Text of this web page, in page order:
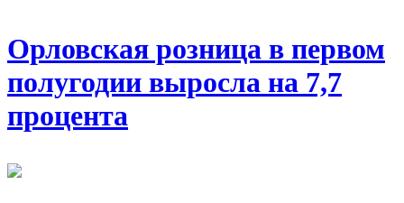
Орловская розница в первом
полугодии выросла на 7,7
процента